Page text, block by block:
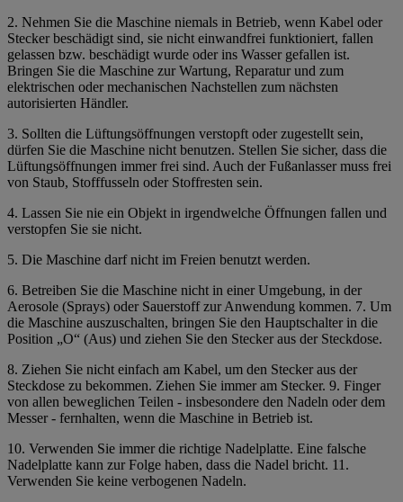
2. Nehmen Sie die Maschine niemals in Betrieb, wenn Kabel oder
Stecker beschädigt sind, sie nicht einwandfrei funktioniert, fallen
gelassen bzw. beschädigt wurde oder ins Wasser gefallen ist.
Bringen Sie die Maschine zur Wartung, Reparatur und zum
elektrischen oder mechanischen Nachstellen zum nächsten
autorisierten Händler.
3. Sollten die Lüftungsöffnungen verstopft oder zugestellt sein,
dürfen Sie die Maschine nicht benutzen. Stellen Sie sicher, dass die
Lüftungsöffnungen immer frei sind. Auch der Fußanlasser muss frei
von Staub, Stofffusseln oder Stoffresten sein.
4. Lassen Sie nie ein Objekt in irgendwelche Öffnungen fallen und
verstopfen Sie sie nicht.
5. Die Maschine darf nicht im Freien benutzt werden.
6. Betreiben Sie die Maschine nicht in einer Umgebung, in der
Aerosole (Sprays) oder Sauerstoff zur Anwendung kommen. 7. Um
die Maschine auszuschalten, bringen Sie den Hauptschalter in die
Position „O“ (Aus) und ziehen Sie den Stecker aus der Steckdose.
8. Ziehen Sie nicht einfach am Kabel, um den Stecker aus der
Steckdose zu bekommen. Ziehen Sie immer am Stecker. 9. Finger
von allen beweglichen Teilen - insbesondere den Nadeln oder dem
Messer - fernhalten, wenn die Maschine in Betrieb ist.
10. Verwenden Sie immer die richtige Nadelplatte. Eine falsche
Nadelplatte kann zur Folge haben, dass die Nadel bricht. 11.
Verwenden Sie keine verbogenen Nadeln.